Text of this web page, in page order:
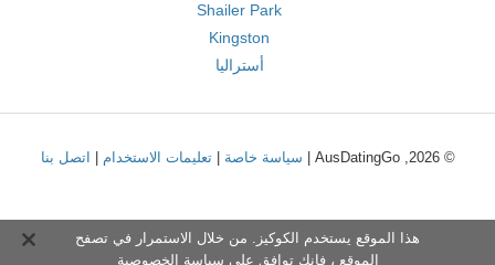
Shailer Park
Kingston
أستراليا
© 2026, AusDatingGo | سياسة خاصة |تعليمات الاستخدام اتصل بنا
هذا الموقع يستخدم الكوكيز. من خلال الاستمرار في تصفح
الموقع ، فإنك توافق على سياسة الخصوصية